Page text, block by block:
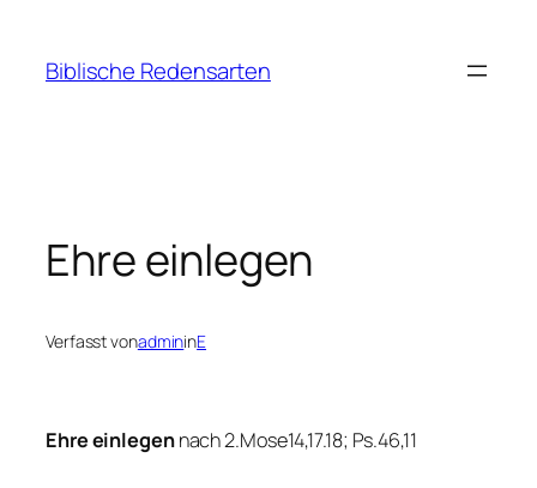
springen
Biblische Redensarten
Ehre einlegen
Verfasst vonadmininE
Ehre einlegennach 2.Mose14,17.18; Ps.46,11